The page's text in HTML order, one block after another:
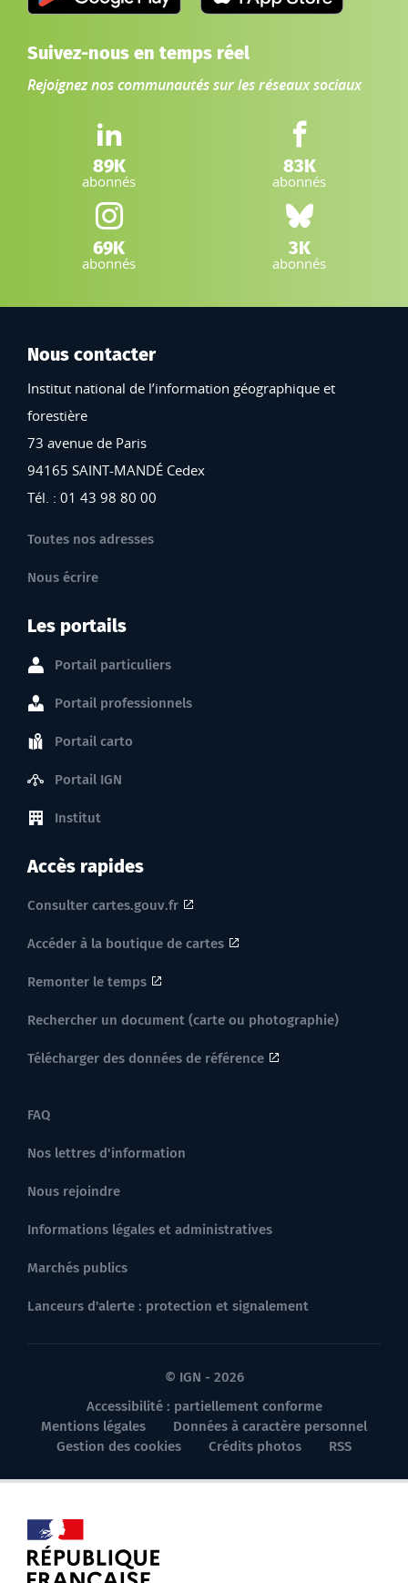
Suivez-nous en temps réel
Rejoignez nos communautés sur les réseaux sociaux
LinkedIn IGN :
89K
abonnés
Facebook IGN :
83K
abonnés
Instagram IGN :
69K
abonnés
Bluesky :
3K
abonnés
Nous contacter
Institut national de l’information géographique et
forestière
73 avenue de Paris
94165 SAINT-MANDÉ Cedex
Tél. : 01 43 98 80 00
Toutes nos adresses
Nous écrire
Les portails
Portail particuliers
Portail professionnels
Portail carto
Portail IGN
Institut
Accès rapides
Consulter cartes.gouv.fr
Accéder à la boutique de cartes
Remonter le temps
Rechercher un document (carte ou photographie)
Télécharger des données de référence
FAQ
Nos lettres d'information
Nous rejoindre
Informations légales et administratives
Marchés publics
Lanceurs d'alerte : protection et signalement
© IGN - 2026
Accessibilité : partiellement conforme
Mentions légales
Données à caractère personnel
Gestion des cookies
Crédits photos RSS